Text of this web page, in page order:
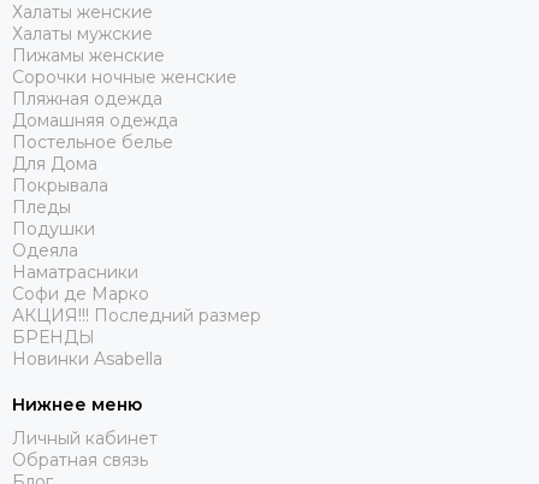
Халаты женские
Халаты мужские
Пижамы женские
Сорочки ночные женские
Пляжная одежда
Домашняя одежда
Постельное белье
Для Дома
Покрывала
Пледы
Подушки
Одеяла
Наматрасники
Софи де Марко
АКЦИЯ!!! Последний размер
БРЕНДЫ
Новинки Asabella
Нижнее меню
Личный кабинет
Обратная связь